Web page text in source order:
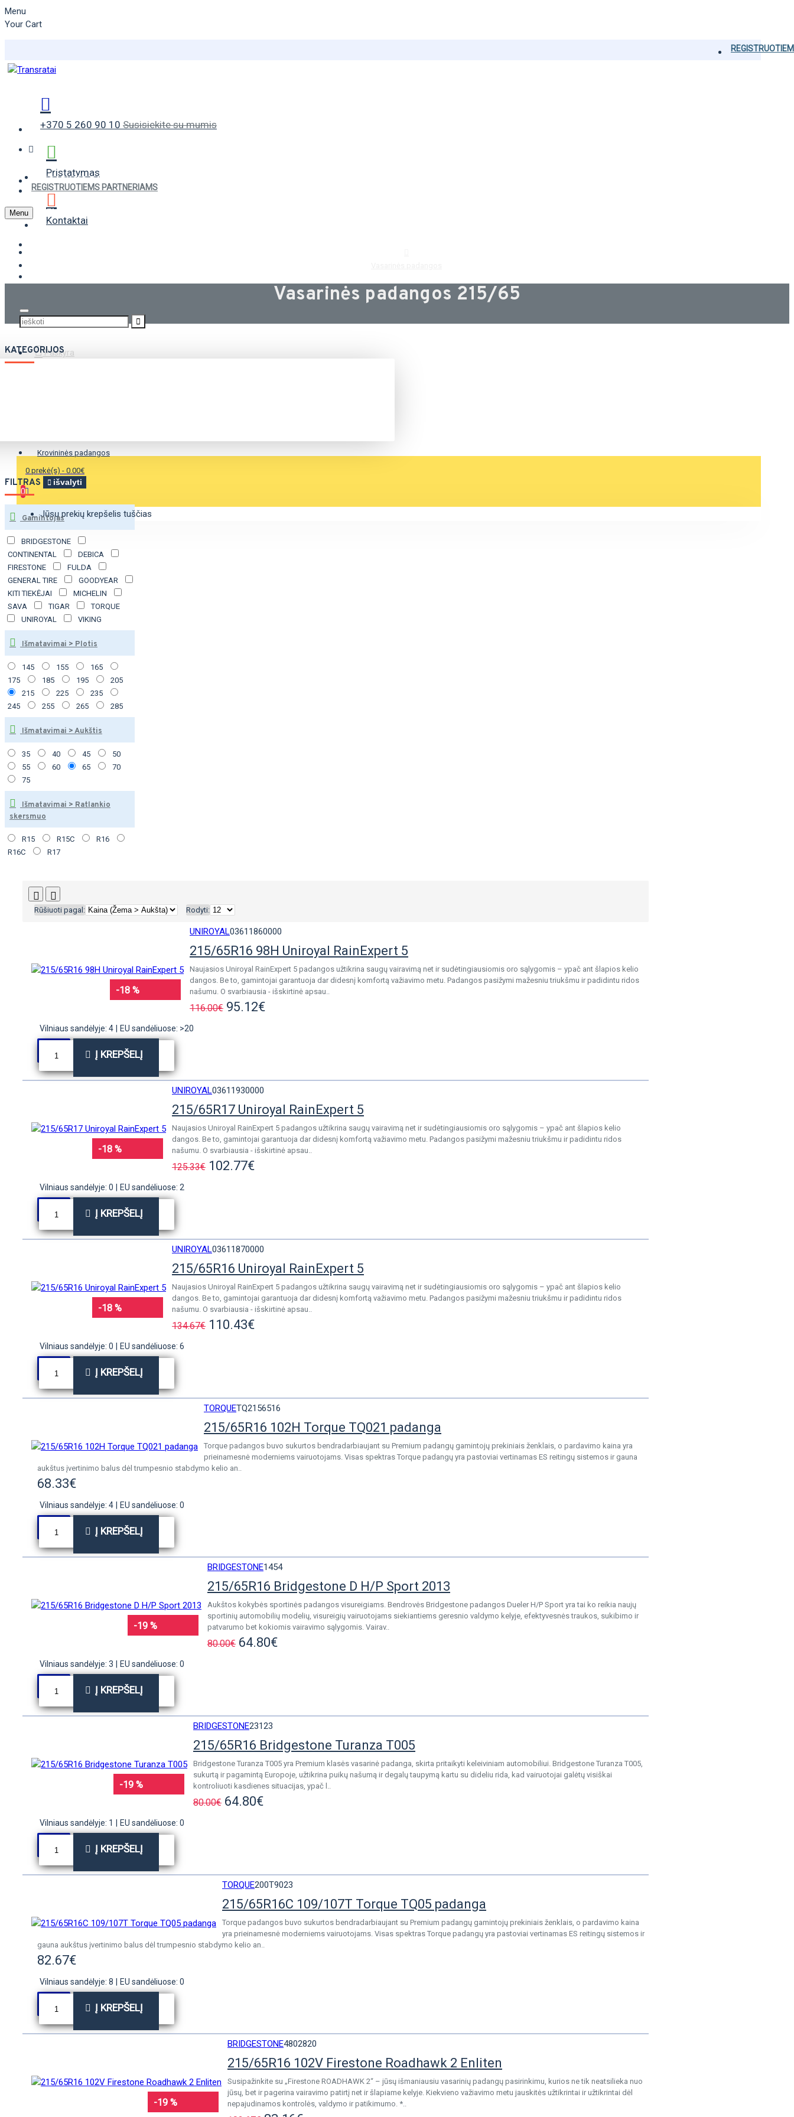
Menu
Your Cart
+370 5 260 90 10 Susisiekite su mumis
Pristatymas
Kontaktai
VASARINĖS PADANGOS
ŽIEMINĖS PADANGOS
Paskyra
0 prekė(s) - 0.00€
0
Jūsų prekių krepšelis tuščias
REGISTRUOTIEMS PARTNERIAMS
Menu
Vasarinės padangos 215/65
KATEGORIJOS
Krovininės padangos
FILTRAS išvalyti
Gamintojas
BRIDGESTONE
CONTINENTAL
DEBICA
FIRESTONE
FULDA
GENERAL TIRE
GOODYEAR
KITI TIEKĖJAI
MICHELIN
SAVA
TIGAR
TORQUE
UNIROYAL
VIKING
Išmatavimai > Plotis
145 155
165
175
185 195
205
215
225
235
245
255 265 285
Išmatavimai > Aukštis
35 40 45
50
55
60 65
70
75
Išmatavimai > Ratlankio
skersmuo
R15 R15C
R16
R16C
R17
Rūšiuoti pagal: Rodyti:
-18 %
UNIROYAL03611860000
215/65R16 98H Uniroyal RainExpert 5
Naujasios Uniroyal RainExpert 5 padangos užtikrina saugų vairavimą net ir sudėtingiausiomis oro sąlygomis – ypač ant šlapios kelio
dangos. Be to, gamintojai garantuoja dar didesnį komfortą važiavimo metu. Padangos pasižymi mažesniu triukšmu ir padidintu ridos
našumu. O svarbiausia - išskirtinė apsau..
116.00€ 95.12€
Vilniaus sandėlyje: 4 EU sandėliuose: >20
Į KREPŠELĮ
-18 %
UNIROYAL03611930000
215/65R17 Uniroyal RainExpert 5
Naujasios Uniroyal RainExpert 5 padangos užtikrina saugų vairavimą net ir sudėtingiausiomis oro sąlygomis – ypač ant šlapios kelio
dangos. Be to, gamintojai garantuoja dar didesnį komfortą važiavimo metu. Padangos pasižymi mažesniu triukšmu ir padidintu ridos
našumu. O svarbiausia - išskirtinė apsau..
125.33€ 102.77€
Vilniaus sandėlyje: 0 EU sandėliuose: 2
Į KREPŠELĮ
-18 %
UNIROYAL03611870000
215/65R16 Uniroyal RainExpert 5
Naujasios Uniroyal RainExpert 5 padangos užtikrina saugų vairavimą net ir sudėtingiausiomis oro sąlygomis – ypač ant šlapios kelio
dangos. Be to, gamintojai garantuoja dar didesnį komfortą važiavimo metu. Padangos pasižymi mažesniu triukšmu ir padidintu ridos
našumu. O svarbiausia - išskirtinė apsau..
134.67€ 110.43€
Vilniaus sandėlyje: 0 EU sandėliuose: 6
Į KREPŠELĮ
TORQUETQ2156516
215/65R16 102H Torque TQ021 padanga
Torque padangos buvo sukurtos bendradarbiaujant su Premium padangų gamintojų prekiniais ženklais, o pardavimo kaina yra
prieinamesnė moderniems vairuotojams. Visas spektras Torque padangų yra pastoviai vertinamas ES reitingų sistemos ir gauna
aukštus įvertinimo balus dėl trumpesnio stabdymo kelio an..
68.33€
Vilniaus sandėlyje: 4 EU sandėliuose: 0
Į KREPŠELĮ
-19 %
BRIDGESTONE1454
215/65R16 Bridgestone D H/P Sport 2013
Aukštos kokybės sportinės padangos visureigiams. Bendrovės Bridgestone padangos Dueler H/P Sport yra tai ko reikia naujų
sportinių automobilių modelių, visureigių vairuotojams siekiantiems geresnio valdymo kelyje, efektyvesnės traukos, sukibimo ir
patvarumo bet kokiomis vairavimo sąlygomis. Vairav..
80.00€ 64.80€
Vilniaus sandėlyje: 3 EU sandėliuose: 0
Į KREPŠELĮ
-19 %
BRIDGESTONE23123
215/65R16 Bridgestone Turanza T005
Bridgestone Turanza T005 yra Premium klasės vasarinė padanga, skirta pritaikyti keleiviniam automobiliui. Bridgestone Turanza T005,
sukurtą ir pagamintą Europoje, užtikrina puikų našumą ir degalų taupymą kartu su dideliu rida, kad vairuotojai galėtų visiškai
kontroliuoti kasdienes situacijas, ypač l..
80.00€ 64.80€
Vilniaus sandėlyje: 1 EU sandėliuose: 0
Į KREPŠELĮ
TORQUE200T9023
215/65R16C 109/107T Torque TQ05 padanga
Torque padangos buvo sukurtos bendradarbiaujant su Premium padangų gamintojų prekiniais ženklais, o pardavimo kaina
yra prieinamesnė moderniems vairuotojams. Visas spektras Torque padangų yra pastoviai vertinamas ES reitingų sistemos ir
gauna aukštus įvertinimo balus dėl trumpesnio stabdymo kelio an..
82.67€
Vilniaus sandėlyje: 8 EU sandėliuose: 0
Į KREPŠELĮ
-19 %
BRIDGESTONE4802820
215/65R16 102V Firestone Roadhawk 2 Enliten
Susipažinkite su „Firestone ROADHAWK 2“ – jūsų išmaniausiu vasarinių padangų pasirinkimu, kurios ne tik neatsilieka nuo
jūsų, bet ir pagerina vairavimo patirtį net ir šlapiame kelyje. Kiekvieno važiavimo metu jauskitės užtikrintai ir užtikrintai dėl
nepajudinamos kontrolės, valdymo ir patikimumo. *..